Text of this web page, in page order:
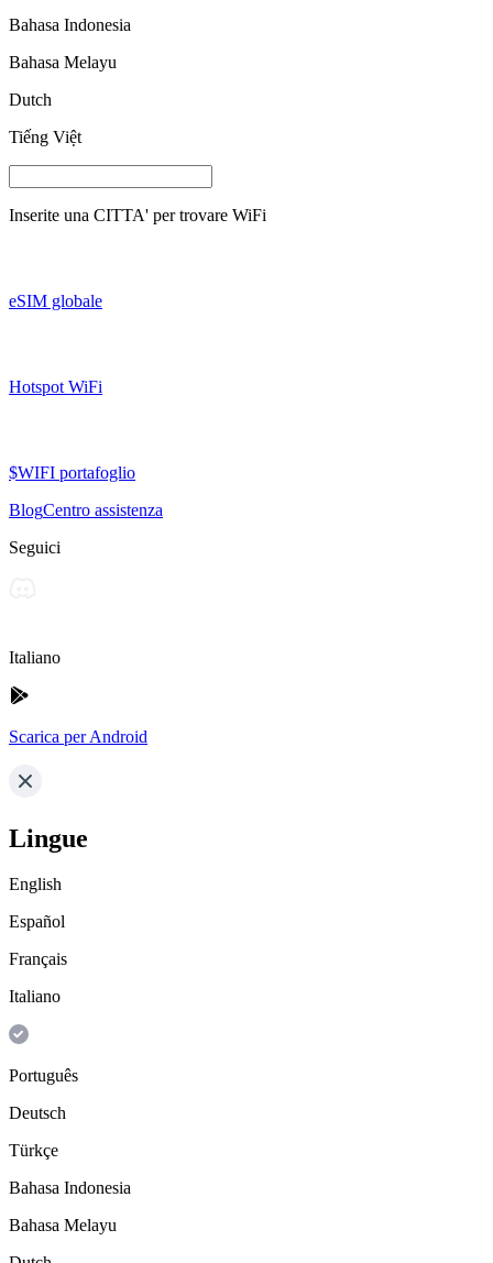
Bahasa Indonesia
Bahasa Melayu
Dutch
Tiếng Việt
Inserite una CITTA' per trovare WiFi
eSIM globale
Hotspot WiFi
$WIFI portafoglio
BlogCentro assistenza
Seguici
Italiano
Scarica per Android
Lingue
English
Español
Français
Italiano
Português
Deutsch
Türkçe
Bahasa Indonesia
Bahasa Melayu